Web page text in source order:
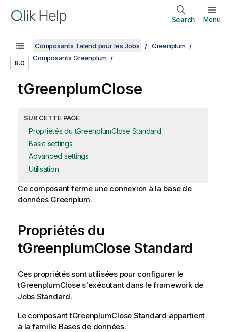
Search Menu
8.0
Composants Talend pour les Jobs
Greenplum
Composants Greenplum
tGreenplumClose
SUR CETTE PAGE
Propriétés du tGreenplumClose Standard
Basic settings
Advanced settings
Utilisation
Ce composant ferme une connexion à la base de
données Greenplum.
Propriétés du
tGreenplumClose Standard
Ces propriétés sont utilisées pour configurer le
tGreenplumCloses'exécutant dans le framework de
Jobs Standard.
Le composanttGreenplumClose Standard appartient
à la famille Bases de données.